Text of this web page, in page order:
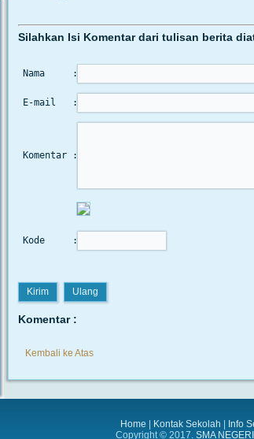
Silahkan Isi Komentar dari tulisan berita
Nama     :
E-mail   :
Komentar :
Kode     :
Komentar :
Kembali ke Atas
Home Kontak Sekolah
Info
Copyright © 2017. SMA